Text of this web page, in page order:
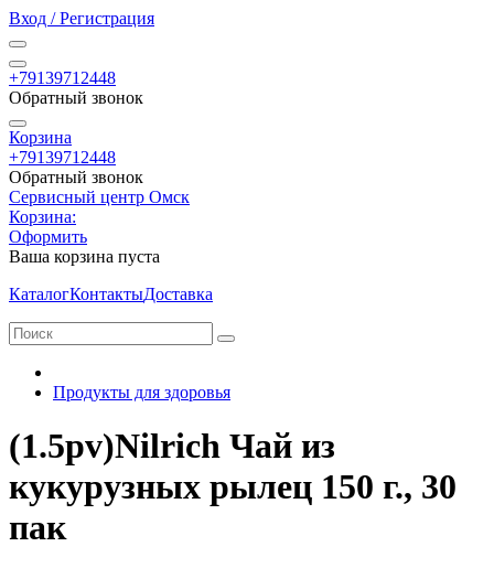
Вход / Регистрация
+79139712448
Обратный звонок
Корзина
+79139712448
Обратный звонок
Сервисный центр Омск
Корзина:
Оформить
Ваша корзина пуста
КаталогКонтактыДоставка
Продукты для здоровья
(1.5pv)Nilrich Чай из
кукурузных рылец 150 г., 30
пак